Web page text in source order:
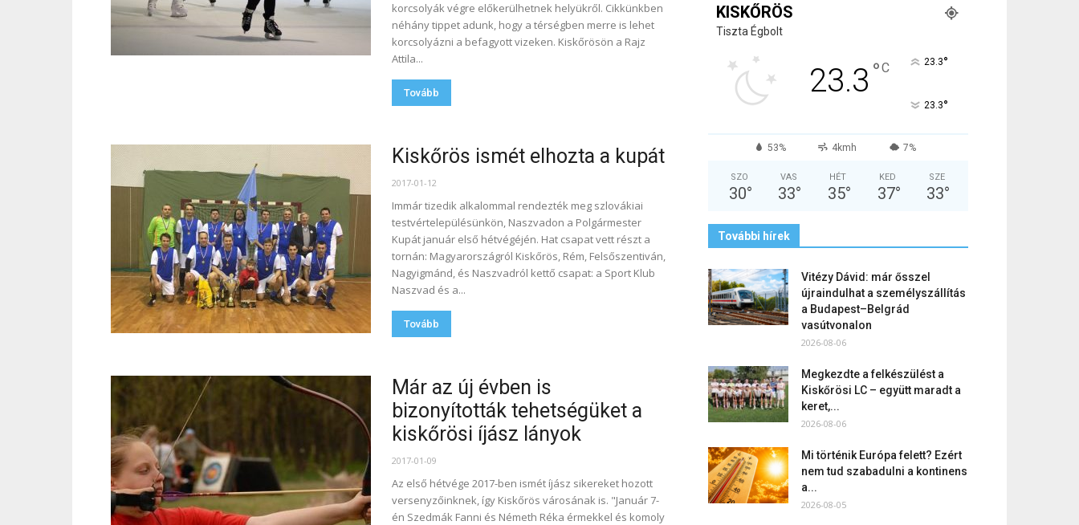
korcsolyák végre előkerülhetnek helyükről. Cikkünkben
néhány tippet adunk, hogy a térségben merre is lehet
korcsolyázni a befagyott vizeken. Kiskőrösön a Rajz
Attila...
Tovább
Kiskőrös ismét elhozta a kupát
2017-01-12
Immár tizedik alkalommal rendezték meg szlovákiai
testvértelepülésünkön, Naszvadon a Polgármester
Kupát január első hétvégéjén. Hat csapat vett részt a
tornán: Magyarországról Kiskőrös, Rém, Felsőszentiván,
Nagyigmánd, és Naszvadról kettő csapat: a Sport Klub
Naszvad és a...
Tovább
Már az új évben is
bizonyították tehetségüket a
kiskőrösi íjász lányok
2017-01-09
Az első hétvége 2017-ben ismét íjász sikereket hozott
versenyzőinknek, így Kiskőrös városának is. "Január 7-
én Szedmák Fanni és Németh Réka érmekkel és komoly
KISKŐRÖS
Tiszta Égbolt
23.3 °C 23.3°
23.3°
53% 4kmh 7%
SZO
30°
VAS
33°
HÉT
35°
KED
37°
SZE
33°
További hírek
Vitézy Dávid: már ősszel
újraindulhat a személyszállítás
a Budapest–Belgrád
vasútvonalon
2026-08-06
Megkezdte a felkészülést a
Kiskőrösi LC – együtt maradt a
keret,...
2026-08-06
Mi történik Európa felett? Ezért
nem tud szabadulni a kontinens
a...
2026-08-05